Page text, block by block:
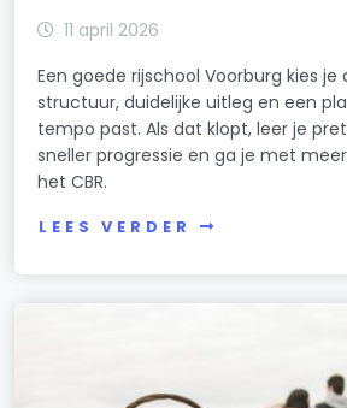
11 april 2026
Een goede rijschool Voorburg kies
structuur, duidelijke uitleg en een
tempo past. Als dat klopt, leer je
sneller progressie en ga je met
het CBR.
LEES VERDER